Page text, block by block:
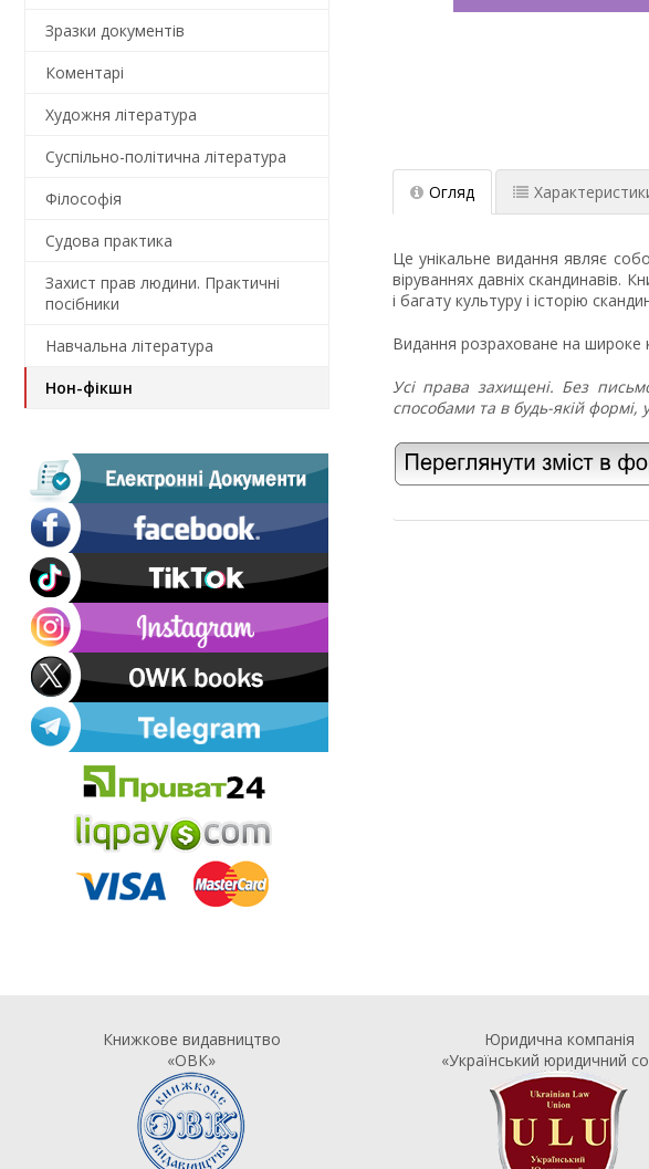
Огляд
Це унікальне видання являє
віруваннях давніх скандинавів.
і багату культуру і історію
Видання розраховане на широке
Усі права захищені. Без
способами та в будь-якій формі,
Зразки документів
Коментарi
Художня література
Суспільно-політична література
Філософія
Судова практика
Захист прав людини. Практичні
посібники
Навчальна література
Нон-фікшн
Книжкове видавництво
«ОВК»
Юридична компанія
«Український юридичний